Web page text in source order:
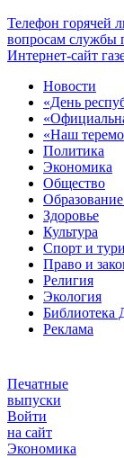
Телефон горячей
вопросам службы
Интернет-сайт
Новости
«День
«Наш
Политика
Экономика
Общество
Здоровье
Культура
Спорт и
Право и
Религия
Экология
Библиотека
Реклама
Печатные
выпуски
Войти
на сайт
Экономика